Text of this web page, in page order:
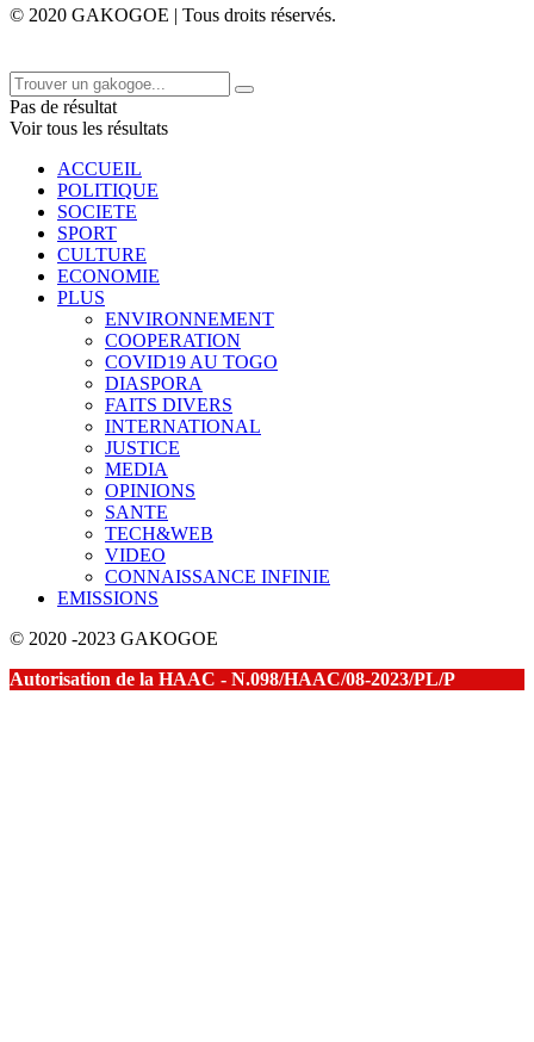
© 2020 GAKOGOE | Tous droits réservés.
Pas de résultat
Voir tous les résultats
ACCUEIL
POLITIQUE
SOCIETE
SPORT
CULTURE
ECONOMIE
PLUS
ENVIRONNEMENT
COOPERATION
COVID19 AU TOGO
DIASPORA
FAITS DIVERS
INTERNATIONAL
JUSTICE
MEDIA
OPINIONS
SANTE
TECH&WEB
VIDEO
CONNAISSANCE INFINIE
EMISSIONS
© 2020 -2023 GAKOGOE
Autorisation de la HAAC - N.098/HAAC/08-2023/PL/P